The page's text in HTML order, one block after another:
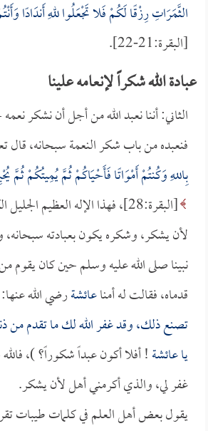
الثَّمَرَاتِ رِزْقًا لَكُمْ فَلا تَجْعَلُوا للهِ أَندَادًا
[البقرة:21-22].
عبادة الله شكراً لإنعامه علينا
الثاني: أننا نعبد الله من أجل أن نشكر
فنعبده من باب شكر النعمة سبحانه، قال
بِاللهِ وَكُنتُمْ أَمْوَاتًا فَأَحْيَاكُمْ ثُمَّ يُمِيتُكُمْ ثُمَّ
[البقرة:28]، فهذا الإله العظيم
لأن يشكر، وشكره يكون بعبادته سبحانه،
نبينا صلى الله عليه وسلم حين كان
قدماه، فقالت له أمناعائشةرضي الله
تصنع ذلك، وقد غفر الله لك ما تقدم من
ياعائشة! أفلا أكون عبداً شكوراً؟ )،
غفر لي، والذي أكرمني أهل لأن يشكر.
يقول بعض أهل العلم في كلمات طيبات